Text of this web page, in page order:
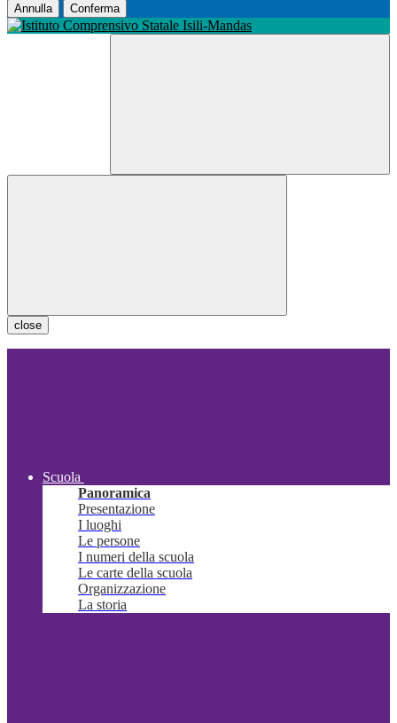
Annulla Conferma
close
Scuola
Panoramica
Presentazione
I luoghi
Le persone
I numeri della scuola
Le carte della scuola
Organizzazione
La storia